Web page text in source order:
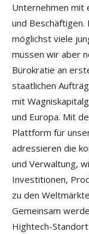
Unternehmen mit
und
möglichst viele
müssen wir aber
Bürokratie an
staatlichen
mit
und Europa. Mit
Plattform für
adressieren die
und Verwaltung,
Investitionen,
zu den
Gemeinsam
Hightech-